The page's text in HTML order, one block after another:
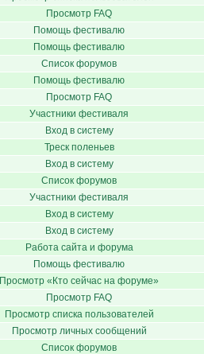
Просмотр FAQ
Помощь фестивалю
Помощь фестивалю
Список форумов
Помощь фестивалю
Просмотр FAQ
Участники фестиваля
Вход в систему
Треск поленьев
Вход в систему
Список форумов
Участники фестиваля
Вход в систему
Вход в систему
Работа сайта и форума
Помощь фестивалю
Просмотр «Кто сейчас на форуме»
Просмотр FAQ
Просмотр списка пользователей
Просмотр личных сообщений
Список форумов